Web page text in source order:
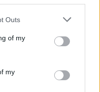
one or more Google
You may click to
its third-party tags to
in below Google
Outs
of my
my
dei club. Il 21enne
enormi,
con il Manchester
violenza domestica,
forzato dal